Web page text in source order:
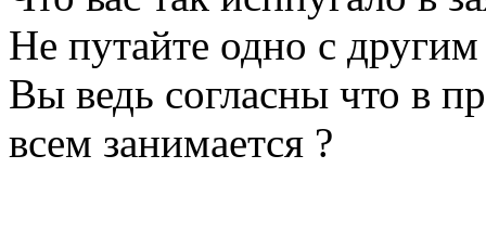
Не путайте одно с
Вы ведь согласны что в
всем занимается ?